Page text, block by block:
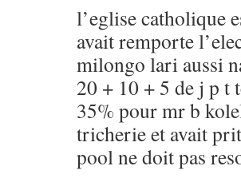
l’eglise catholique
avait remporte
milongo lari aussi
20 + 10 + 5 de j p t
35% pour mr b
tricherie et avait
pool ne doit pas